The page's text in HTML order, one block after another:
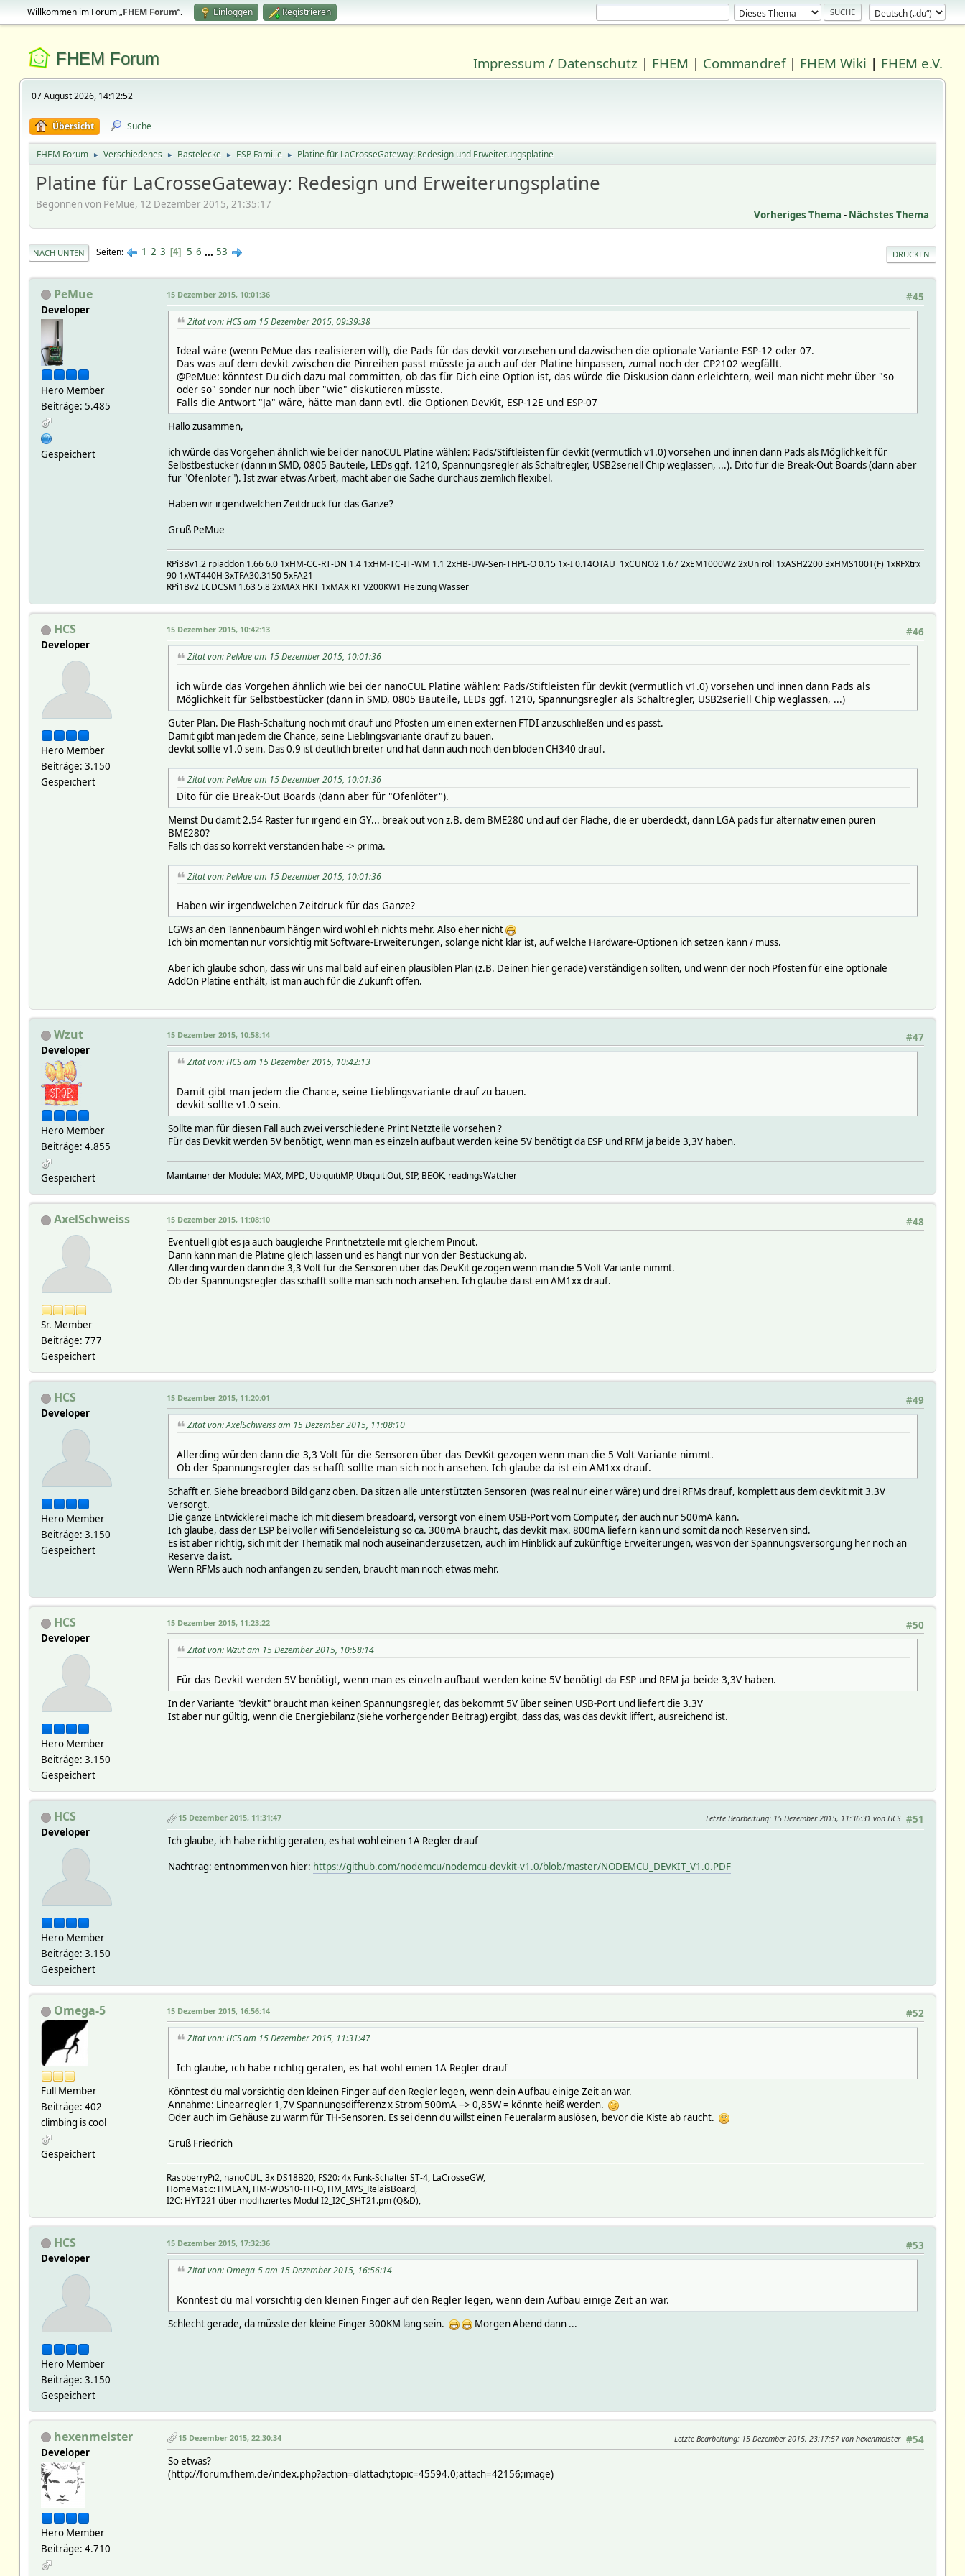
Willkommen im Forum „FHEM Forum“. Einloggen Registrieren
FHEM Forum Impressum / Datenschutz | FHEM | Commandref| FHEM Wiki | FHEM e.V.
07 August 2026, 14:12:52
Übersicht Suche
FHEM Forum ► Verschiedenes ► Bastelecke ► ESP Familie ► Platine für LaCrosseGateway: Redesign und Erweiterungsplatine
Platine für LaCrosseGateway: Redesign und Erweiterungsplatine
Begonnen von PeMue, 12 Dezember 2015, 21:35:17
Vorheriges Thema - Nächstes Thema
DRUCKEN
NACH UNTEN Seiten 1 2 3 4 5 6 ... 53
PeMue
Developer
Hero Member
Beiträge: 5.485
Gespeichert
#45
15 Dezember 2015, 10:01:36
Zitat von: HCS am 15 Dezember 2015, 09:39:38
Ideal wäre (wenn PeMue das realisieren will), die Pads für das devkit vorzusehen und dazwischen die optionale Variante ESP-12 oder 07.
Das was auf dem devkit zwischen die Pinreihen passt müsste ja auch auf der Platine hinpassen, zumal noch der CP2102 wegfällt.
@PeMue: könntest Du dich dazu mal committen, ob das für Dich eine Option ist, das würde die Diskusion dann erleichtern, weil man nicht mehr über "so
oder so" sonder nur noch über "wie" diskutieren müsste.
Falls die Antwort "Ja" wäre, hätte man dann evtl. die Optionen DevKit, ESP-12E und ESP-07
Hallo zusammen,
ich würde das Vorgehen ähnlich wie bei der nanoCUL Platine wählen: Pads/Stiftleisten für devkit (vermutlich v1.0) vorsehen und innen dann Pads als Möglichkeit für
Selbstbestücker (dann in SMD, 0805 Bauteile, LEDs ggf. 1210, Spannungsregler als Schaltregler, USB2seriell Chip weglassen, ...). Dito für die Break-Out Boards (dann aber
für "Ofenlöter"). Ist zwar etwas Arbeit, macht aber die Sache durchaus ziemlich flexibel.
Haben wir irgendwelchen Zeitdruck für das Ganze?
Gruß PeMue
RPi3Bv1.2 rpiaddon 1.66 6.0 1xHM-CC-RT-DN 1.4 1xHM-TC-IT-WM 1.1 2xHB-UW-Sen-THPL-O 0.15 1x-I 0.14OTAU 1xCUNO2 1.67 2xEM1000WZ 2xUniroll 1xASH2200 3xHMS100T(F) 1xRFXtrx
90 1xWT440H 3xTFA30.3150 5xFA21
RPi1Bv2 LCDCSM 1.63 5.8 2xMAX HKT 1xMAX RT V200KW1 Heizung Wasser
HCS
Developer
Hero Member
Beiträge: 3.150
Gespeichert
#46
15 Dezember 2015, 10:42:13
Zitat von: PeMue am 15 Dezember 2015, 10:01:36
ich würde das Vorgehen ähnlich wie bei der nanoCUL Platine wählen: Pads/Stiftleisten für devkit (vermutlich v1.0) vorsehen und innen dann Pads als
Möglichkeit für Selbstbestücker (dann in SMD, 0805 Bauteile, LEDs ggf. 1210, Spannungsregler als Schaltregler, USB2seriell Chip weglassen, ...)
Guter Plan. Die Flash-Schaltung noch mit drauf und Pfosten um einen externen FTDI anzuschließen und es passt.
Damit gibt man jedem die Chance, seine Lieblingsvariante drauf zu bauen.
devkit sollte v1.0 sein. Das 0.9 ist deutlich breiter und hat dann auch noch den blöden CH340 drauf.
Zitat von: PeMue am 15 Dezember 2015, 10:01:36
Dito für die Break-Out Boards (dann aber für "Ofenlöter").
Meinst Du damit 2.54 Raster für irgend ein GY... break out von z.B. dem BME280 und auf der Fläche, die er überdeckt, dann LGA pads für alternativ einen puren
BME280?
Falls ich das so korrekt verstanden habe -> prima.
Zitat von: PeMue am 15 Dezember 2015, 10:01:36
Haben wir irgendwelchen Zeitdruck für das Ganze?
LGWs an den Tannenbaum hängen wird wohl eh nichts mehr. Also eher nicht
Ich bin momentan nur vorsichtig mit Software-Erweiterungen, solange nicht klar ist, auf welche Hardware-Optionen ich setzen kann / muss.
Aber ich glaube schon, dass wir uns mal bald auf einen plausiblen Plan (z.B. Deinen hier gerade) verständigen sollten, und wenn der noch Pfosten für eine optionale
AddOn Platine enthält, ist man auch für die Zukunft offen.
Wzut
Developer
Hero Member
Beiträge: 4.855
Gespeichert
#47
15 Dezember 2015, 10:58:14
Zitat von: HCS am 15 Dezember 2015, 10:42:13
Damit gibt man jedem die Chance, seine Lieblingsvariante drauf zu bauen.
devkit sollte v1.0 sein.
Sollte man für diesen Fall auch zwei verschiedene Print Netzteile vorsehen ?
Für das Devkit werden 5V benötigt, wenn man es einzeln aufbaut werden keine 5V benötigt da ESP und RFM ja beide 3,3V haben.
Maintainer der Module: MAX, MPD, UbiquitiMP, UbiquitiOut, SIP, BEOK, readingsWatcher
AxelSchweiss
Sr. Member
Beiträge: 777
Gespeichert
#48
15 Dezember 2015, 11:08:10
Eventuell gibt es ja auch baugleiche Printnetzteile mit gleichem Pinout.
Dann kann man die Platine gleich lassen und es hängt nur von der Bestückung ab.
Allerding würden dann die 3,3 Volt für die Sensoren über das DevKit gezogen wenn man die 5 Volt Variante nimmt.
Ob der Spannungsregler das schafft sollte man sich noch ansehen. Ich glaube da ist ein AM1xx drauf.
HCS
Developer
Hero Member
Beiträge: 3.150
Gespeichert
#49
15 Dezember 2015, 11:20:01
Zitat von: AxelSchweiss am 15 Dezember 2015, 11:08:10
Allerding würden dann die 3,3 Volt für die Sensoren über das DevKit gezogen wenn man die 5 Volt Variante nimmt.
Ob der Spannungsregler das schafft sollte man sich noch ansehen. Ich glaube da ist ein AM1xx drauf.
Schafft er. Siehe breadbord Bild ganz oben. Da sitzen alle unterstützten Sensoren (was real nur einer wäre) und drei RFMs drauf, komplett aus dem devkit mit 3.3V
versorgt.
Die ganze Entwicklerei mache ich mit diesem breadoard, versorgt von einem USB-Port vom Computer, der auch nur 500mA kann.
Ich glaube, dass der ESP bei voller wifi Sendeleistung so ca. 300mA braucht, das devkit max. 800mA liefern kann und somit da noch Reserven sind.
Es ist aber richtig, sich mit der Thematik mal noch auseinanderzusetzen, auch im Hinblick auf zukünftige Erweiterungen, was von der Spannungsversorgung her noch an
Reserve da ist.
Wenn RFMs auch noch anfangen zu senden, braucht man noch etwas mehr.
HCS
Developer
Hero Member
Beiträge: 3.150
Gespeichert
#50
15 Dezember 2015, 11:23:22
Zitat von: Wzut am 15 Dezember 2015, 10:58:14
Für das Devkit werden 5V benötigt, wenn man es einzeln aufbaut werden keine 5V benötigt da ESP und RFM ja beide 3,3V haben.
In der Variante "devkit" braucht man keinen Spannungsregler, das bekommt 5V über seinen USB-Port und liefert die 3.3V
Ist aber nur gültig, wenn die Energiebilanz (siehe vorhergender Beitrag) ergibt, dass das, was das devkit liffert, ausreichend ist.
HCS
Developer
Hero Member
Beiträge: 3.150
Gespeichert
#51
15 Dezember 2015, 11:31:47 Letzte Bearbeitung: 15 Dezember 2015, 11:36:31 von HCS
Ich glaube, ich habe richtig geraten, es hat wohl einen 1A Regler drauf
Nachtrag: entnommen von hier: https://github.com/nodemcu/nodemcu-devkit-v1.0/blob/master/NODEMCU_DEVKIT_V1.0.PDF
Omega-5
Full Member
Beiträge: 402
climbing is cool
Gespeichert
#52
15 Dezember 2015, 16:56:14
Zitat von: HCS am 15 Dezember 2015, 11:31:47
Ich glaube, ich habe richtig geraten, es hat wohl einen 1A Regler drauf
Könntest du mal vorsichtig den kleinen Finger auf den Regler legen, wenn dein Aufbau einige Zeit an war.
Annahme: Linearregler 1,7V Spannungsdifferenz x Strom 500mA --> 0,85W = könnte heiß werden.
Oder auch im Gehäuse zu warm für TH-Sensoren. Es sei denn du willst einen Feueralarm auslösen, bevor die Kiste ab raucht.
Gruß Friedrich
RaspberryPi2, nanoCUL, 3x DS18B20, FS20: 4x Funk-Schalter ST-4, LaCrosseGW,
HomeMatic: HMLAN, HM-WDS10-TH-O, HM_MYS_RelaisBoard,
I2C: HYT221 über modifiziertes Modul I2_I2C_SHT21.pm (Q&D),
HCS
Developer
Hero Member
Beiträge: 3.150
Gespeichert
#53
15 Dezember 2015, 17:32:36
Zitat von: Omega-5 am 15 Dezember 2015, 16:56:14
Könntest du mal vorsichtig den kleinen Finger auf den Regler legen, wenn dein Aufbau einige Zeit an war.
Schlecht gerade, da müsste der kleine Finger 300KM lang sein. Morgen Abend dann ...
hexenmeister
Developer
Hero Member
Beiträge: 4.710
#54
15 Dezember 2015, 22:30:34 Letzte Bearbeitung: 15 Dezember 2015, 23:17:57 von hexenmeister
So etwas?
(http://forum.fhem.de/index.php?action=dlattach;topic=45594.0;attach=42156;image)